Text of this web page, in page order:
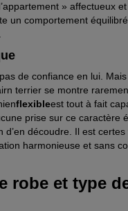
» affectueux
un comportement
de confiance en lui.
terrier se montre
flexibleest tout à fait
prise sur ce
d’en découdre. Il est
harmonieuse et sans
robe et type